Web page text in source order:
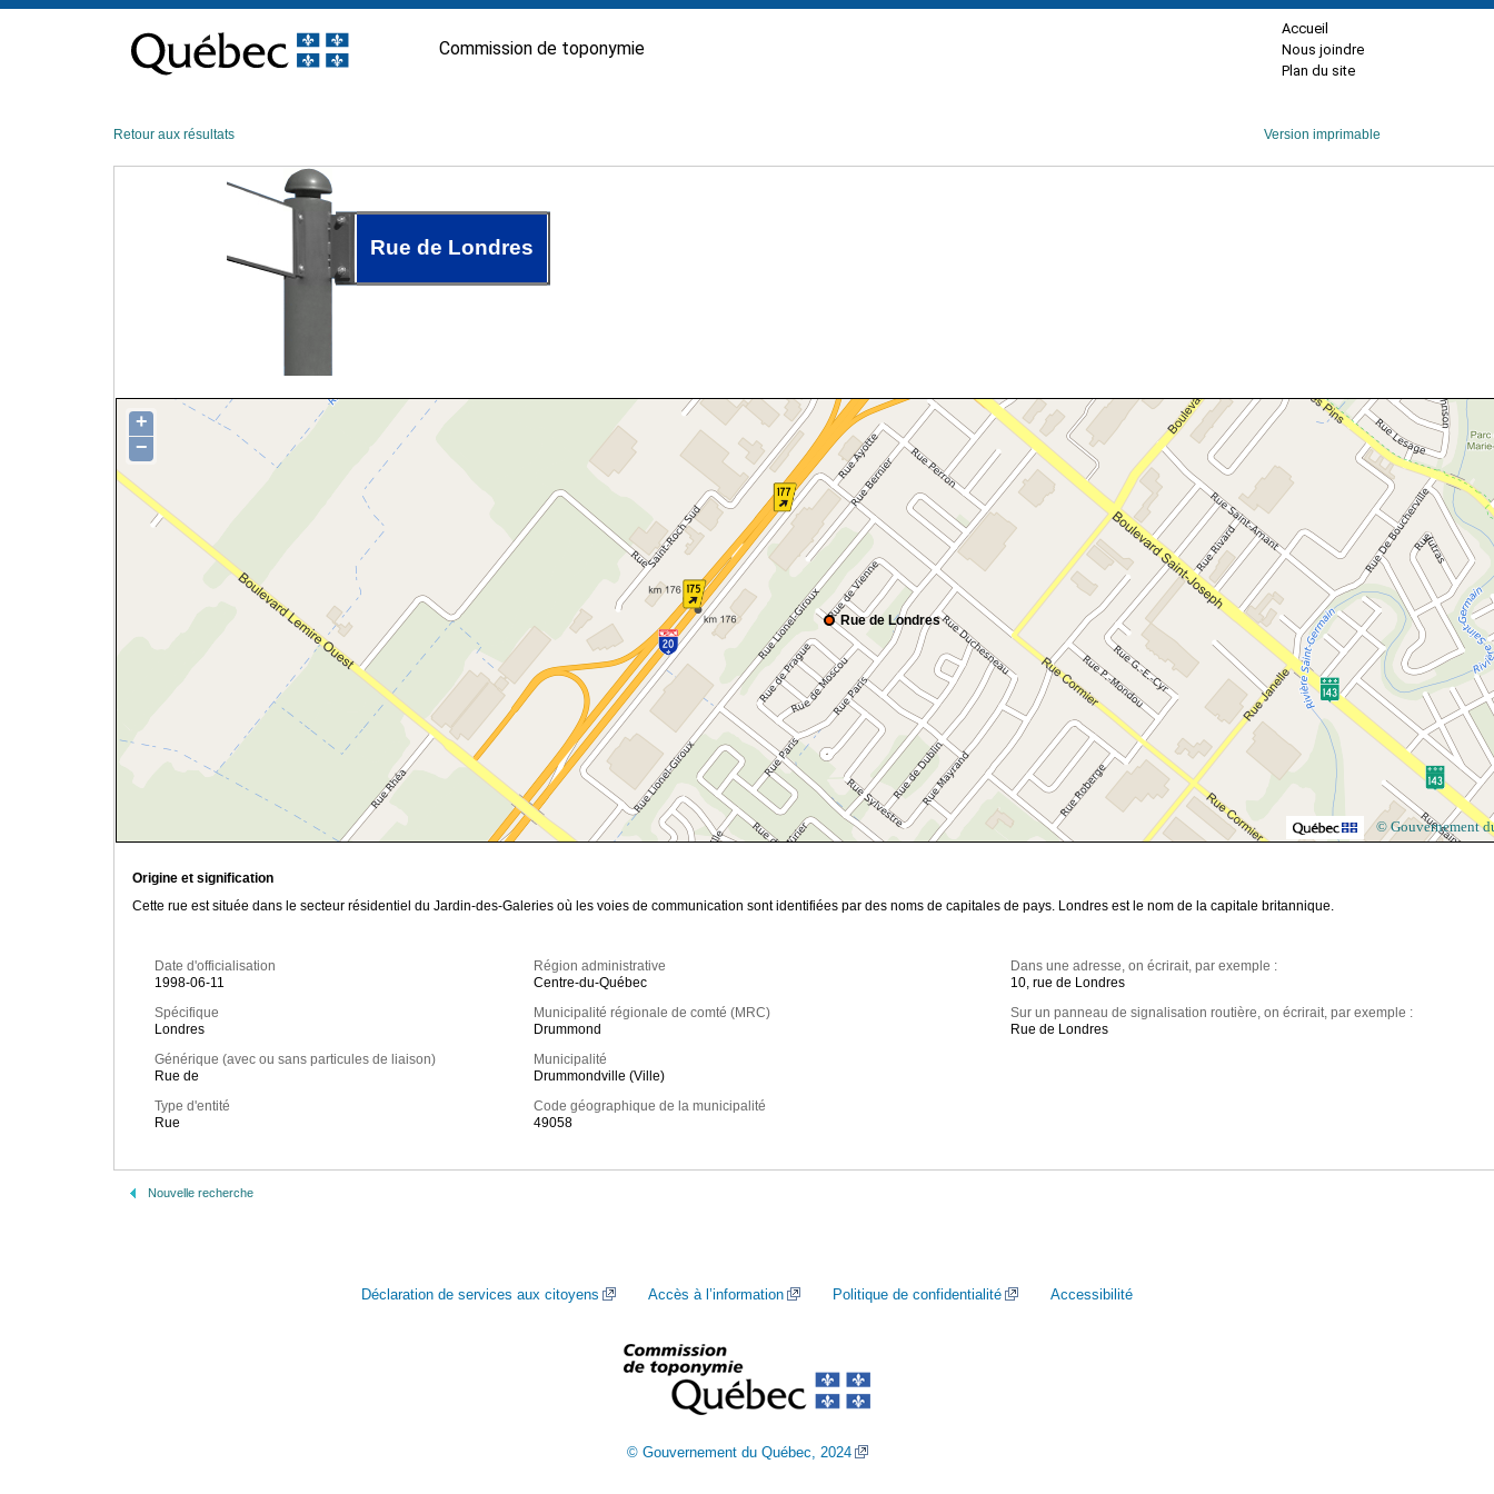
contenu
Commission de toponymie
Accueil
Nous joindre
Plan du site
Retour aux résultats Version imprimable
Rue de Londres
Rue de Londres
+
−
© Gouvernement
Origine et signification
Cette rue est située dans le secteur résidentiel du Jardin-des-Galeries où les voies de communication sont identifiées par des noms de capitales de pays. Londres est le nom de la capitale britannique.
Date d'officialisation
1998-06-11
Spécifique
Londres
Générique (avec ou sans particules de liaison)
Rue de
Type d'entité
Rue
Région administrative
Centre-du-Québec
Municipalité régionale de comté (MRC)
Drummond
Municipalité
Drummondville (Ville)
Code géographique de la municipalité
49058
Dans une adresse, on écrirait, par exemple :
10, rue de Londres
Sur un panneau de signalisation routière, on écrirait, par exemple :
Rue de Londres
Nouvelle recherche
Déclaration de services aux citoyens Accès à l’information Politique de confidentialité Accessibilité
© Gouvernement du Québec, 2024